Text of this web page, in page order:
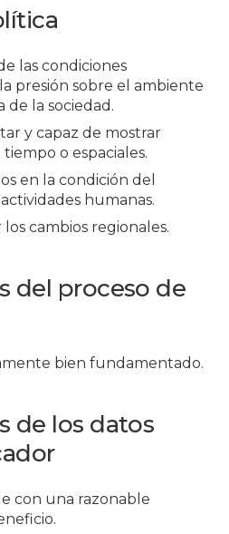
las condiciones
presión sobre el ambiente
de la sociedad.
y capaz de mostrar
o espaciales.
en la condición del
humanas.
cambios regionales.
del proceso de
bien fundamentado.
de los datos
con una razonable